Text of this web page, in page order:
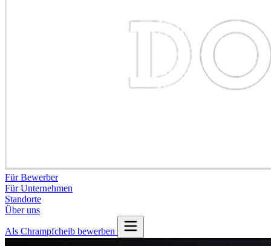
Für Bewerber
Für Unternehmen
Standorte
Über uns
Als Chrampfcheib bewerben